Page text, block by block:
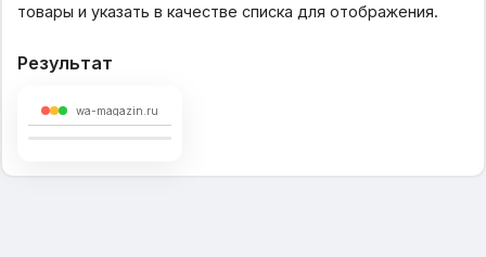
Категории товаров
Скролл к товарам
Изображения для категорий
товары и указать в качестве списка для отображения.
Результат
wa-magazin.ru